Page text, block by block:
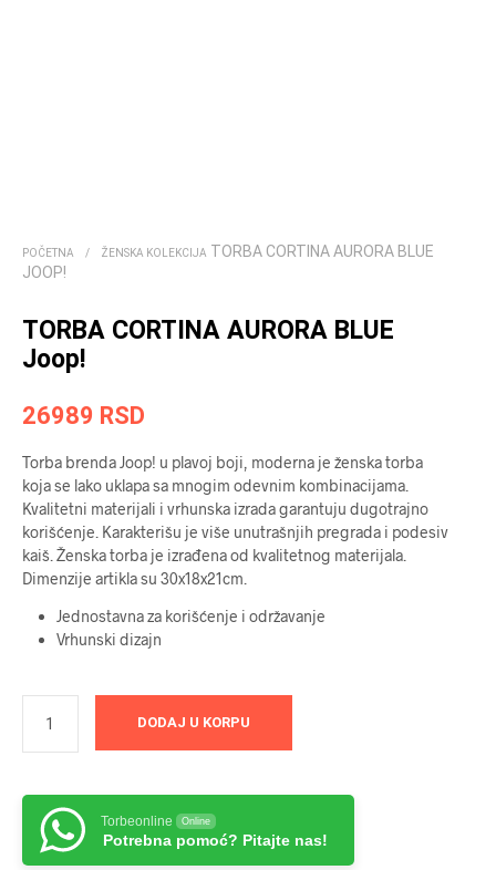
POČETNA / ŽENSKA KOLEKCIJA TORBA CORTINA AURORA BLUE
JOOP!
TORBA CORTINA AURORA BLUE
Joop!
26989 RSD
Torba brenda Joop! u plavoj boji, moderna je ženska torba
koja se lako uklapa sa mnogim odevnim kombinacijama.
Kvalitetni materijali i vrhunska izrada garantuju dugotrajno
korišćenje. Karakterišu je više unutrašnjih pregrada i podesiv
kaiš. Ženska torba je izrađena od kvalitetnog materijala.
Dimenzije artikla su 30x18x21cm.
Jednostavna za korišćenje i održavanje
Vrhunski dizajn
DODAJ U KORPU
Torbeonline Online
Potrebna pomoć? Pitajte nas!